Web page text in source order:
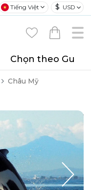
Tiếng Việt $ USD
Chọn theo Gu
Châu Mỹ